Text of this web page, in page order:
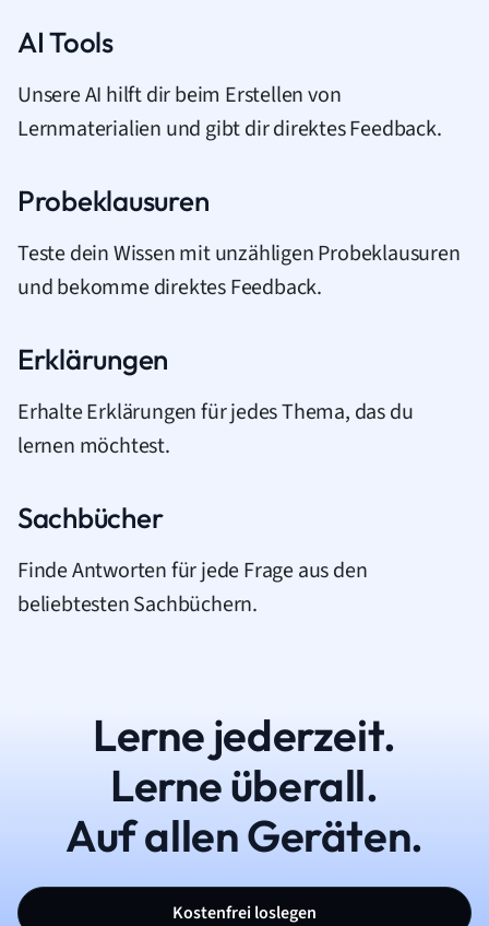
AI Tools
Unsere AI hilft dir beim Erstellen von
Lernmaterialien und gibt dir direktes Feedback.
Probeklausuren
Teste dein Wissen mit unzähligen Probeklausuren
und bekomme direktes Feedback.
Erklärungen
Erhalte Erklärungen für jedes Thema, das du
lernen möchtest.
Sachbücher
Finde Antworten für jede Frage aus den
beliebtesten Sachbüchern.
Lerne jederzeit.
Lerne überall.
Auf allen Geräten.
Kostenfrei loslegen